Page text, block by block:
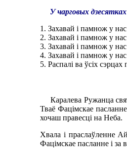
У чарговых
1. Захавай і памнож у
2. Захавай і памнож у
3. Захавай і памнож у
4. Захавай і памнож у
5. Распалі ва ўсіх
Каралева Ружанца
Тваё Фацімскае
хочаш правесці на Неба.
Хвала і праслаўленне
Фацімскае пасланне і